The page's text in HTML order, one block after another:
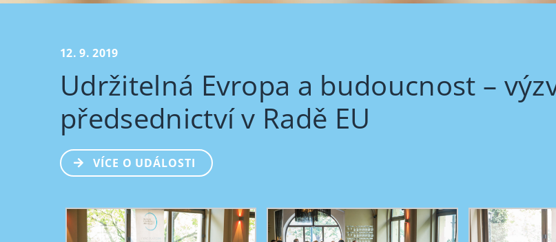
12. 9. 2019
Udržitelná Evropa a budoucnost –
předsednictví v Radě EU
VÍCE O UDÁLOSTI